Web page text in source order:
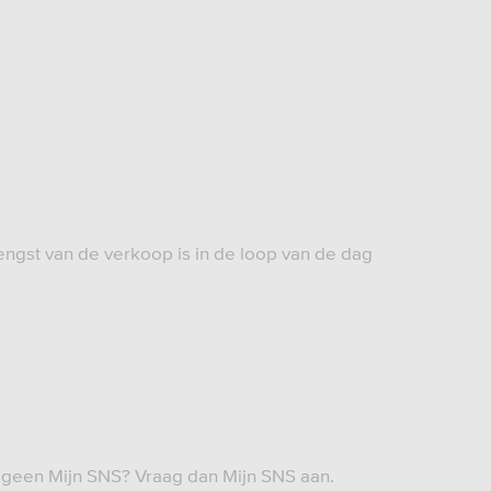
van de verkoop is in de loop van de dag
Mijn SNS? Vraag dan Mijn SNS aan.